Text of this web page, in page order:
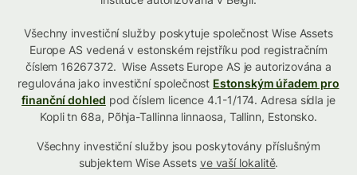
Všechny investiční služby poskytuje společnost Wise Assets
Europe AS vedená v estonském rejstříku pod registračním
číslem 16267372. Wise Assets Europe AS je autorizována a
regulována jako investiční společnost Estonským úřadem pro
finanční dohled pod číslem licence 4.1-1/174. Adresa sídla je
Kopli tn 68a, Põhja-Tallinna linnaosa, Tallinn, Estonsko.
Všechny investiční služby jsou poskytovány příslušným
subjektem Wise Assets ve vaší lokalitě.